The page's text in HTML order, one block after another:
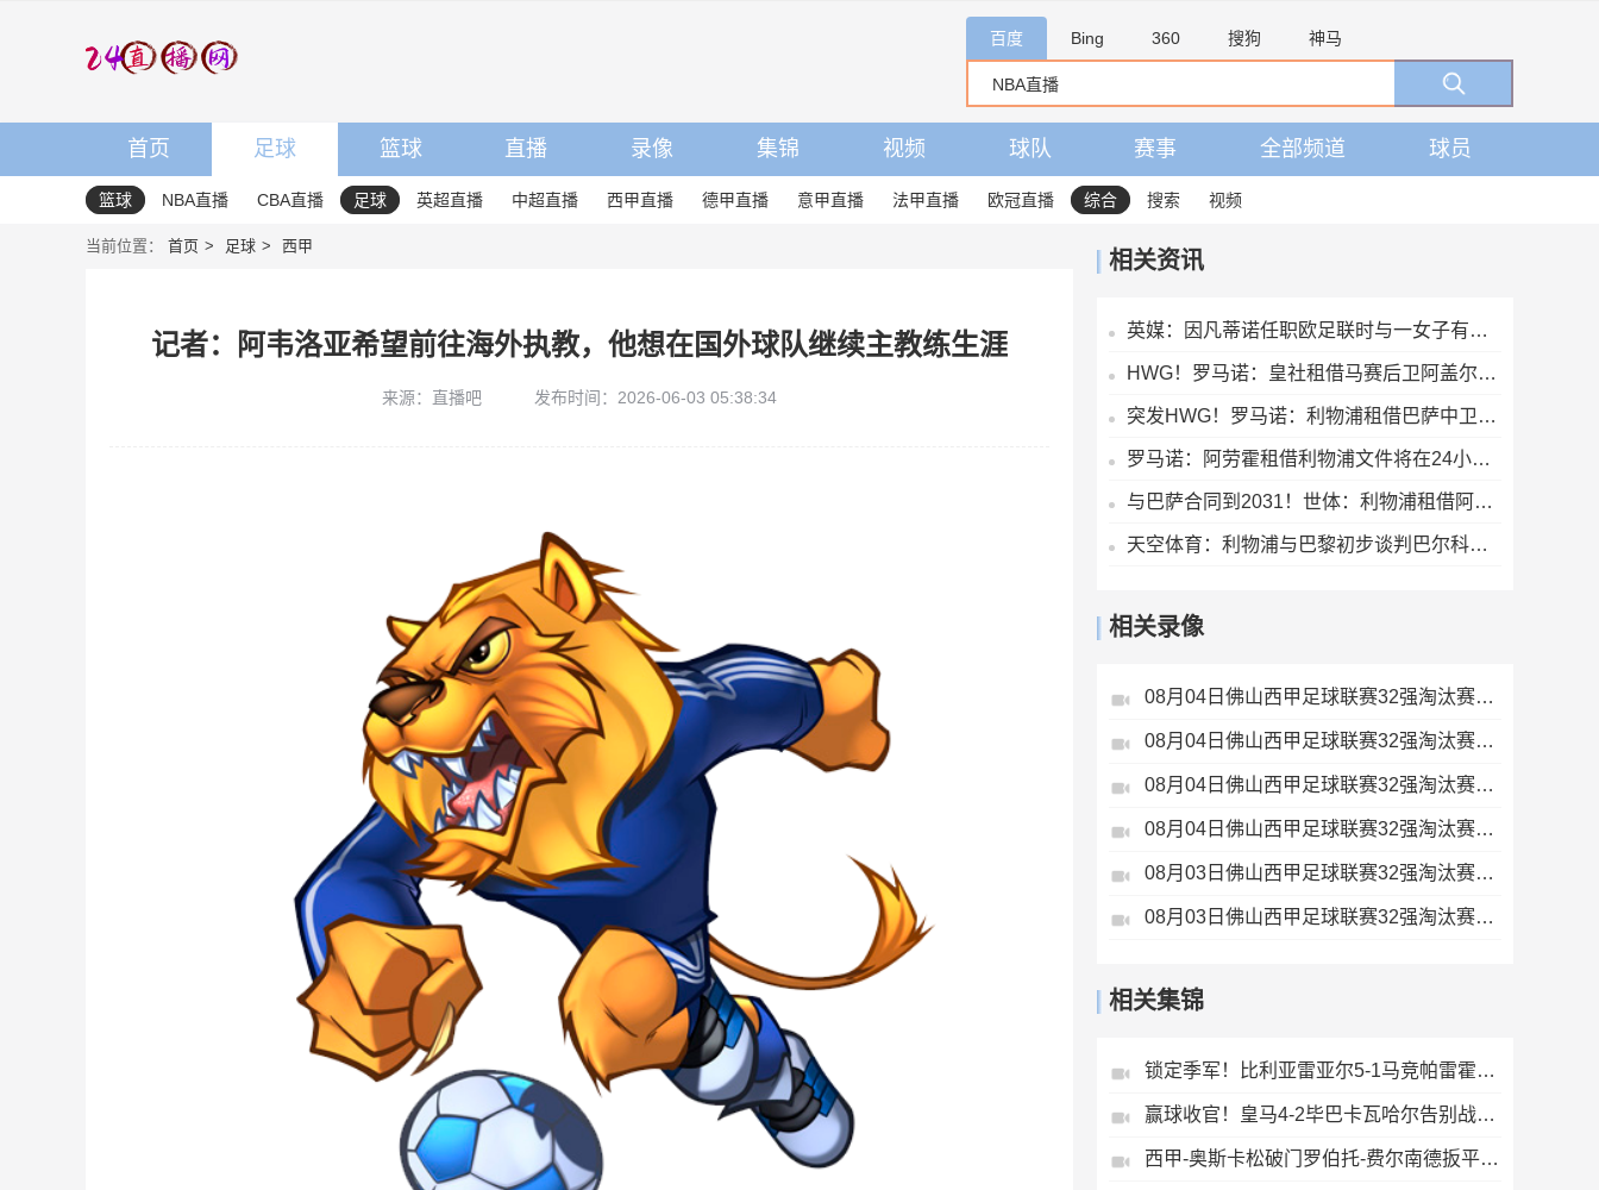
百度 Bing 360 搜狗 神马
首页 足球 篮球 直播 录像 集锦 视频 球队 赛事 全部频道 球员
篮球 NBA直播 CBA直播 足球 英超直播 中超直播 西甲直播 德甲直播 意甲直播 法甲直播 欧冠直播 综合 搜索 视频
当前位置： 首页 足球 西甲
记者：阿韦洛亚希望前往海外执教，他想在国外球队继续主教练生涯
来源：直播吧 发布时间：2026-06-03 05:38:34
相关资讯
英媒：因凡蒂诺任职欧足联时与一女子有染，欧足联付6位数封口费
HWG！罗马诺：皇社租借马赛后卫阿盖尔德达协议，买断费1100万欧
突发HWG！罗马诺：利物浦租借巴萨中卫阿劳霍达口头协议
罗马诺：阿劳霍租借利物浦文件将在24小时内签署，买断条款非强制
与巴萨合同到2031！世体：利物浦租借阿劳霍一年，赛季末可选买断
天空体育：利物浦与巴黎初步谈判巴尔科拉，但估值存在巨大差距
相关录像
08月04日佛山西甲足球联赛32强淘汰赛肇庆恒骏成VS三七互娱全场录像
08月04日佛山西甲足球联赛32强淘汰赛广东西南建设VS香港圣徒全场录像
08月04日佛山西甲足球联赛32强淘汰赛贪玩游戏VS美的薪火全场录像
08月04日佛山西甲足球联赛32强淘汰赛藝品高國際VS湛江狂狼·粵辉能源全场录像
08月03日佛山西甲足球联赛32强淘汰赛广东客家青年VS广州英华思力U17全场录像
08月03日佛山西甲足球联赛32强淘汰赛广东凤铝VS湛江八部科技全场录像
相关集锦
锁定季军！比利亚雷亚尔5-1马竞帕雷霍点射佩雷斯两射一传
赢球收官！皇马4-2毕巴卡瓦哈尔告别战助攻姆巴佩贝林厄姆破门
西甲-奥斯卡松破门罗伯托-费尔南德扳平西班牙人1-1皇家社会